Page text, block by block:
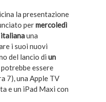
la presentazione
permercoledì
una
i suoi nuovi
del lancio di un
essere
7), una Apple TV
e un iPad Maxi con